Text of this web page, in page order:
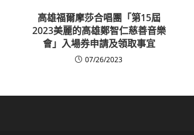
高雄福爾摩莎合唱團「第15屆
2023美麗的高雄鄭智仁慈善音樂
會」入場券申請及領取事宜
07/26/2023